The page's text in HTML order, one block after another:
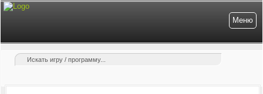
Меню